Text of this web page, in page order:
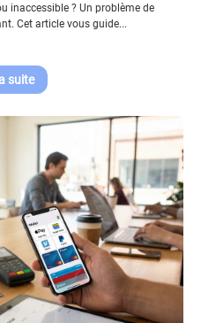
inaccessible ? Un problème de
Cet article vous guide...
suite